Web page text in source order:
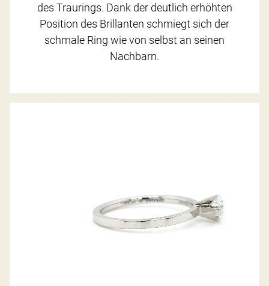
des Traurings. Dank der deutlich erhöhten
Position des Brillanten schmiegt sich der
schmale Ring wie von selbst an seinen
Nachbarn.